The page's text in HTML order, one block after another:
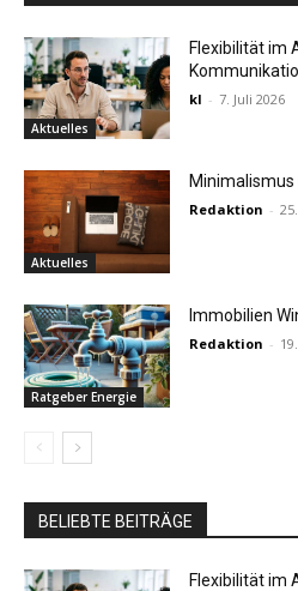
Aktuelles
Flexibilität im
kl - 7. Juli 2026
Aktuelles
Redaktion -
Ratgeber Energie
Immobilien
Redaktion -
BELIEBTE BEITRÄGE
Flexibilität im